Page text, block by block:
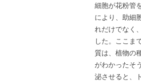
細胞が花粉管
により、助細
れだけでなく
した。ここま
質は、植物の
がわかったそ
泌させると、